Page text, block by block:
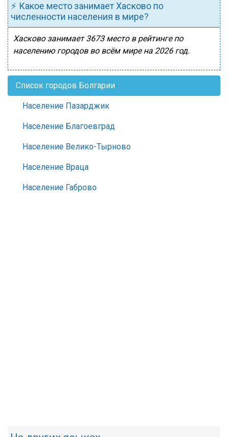
⚡ Какое место занимает Хасково по
численности населения в мире?
Хасково занимает 3673 место в рейтинге по
населению городов во всём мире на 2026 год.
Список городов Болгарии
Население Пазарджик
Население Благоевград
Население Велико-Тырново
Население Враца
Население Габрово